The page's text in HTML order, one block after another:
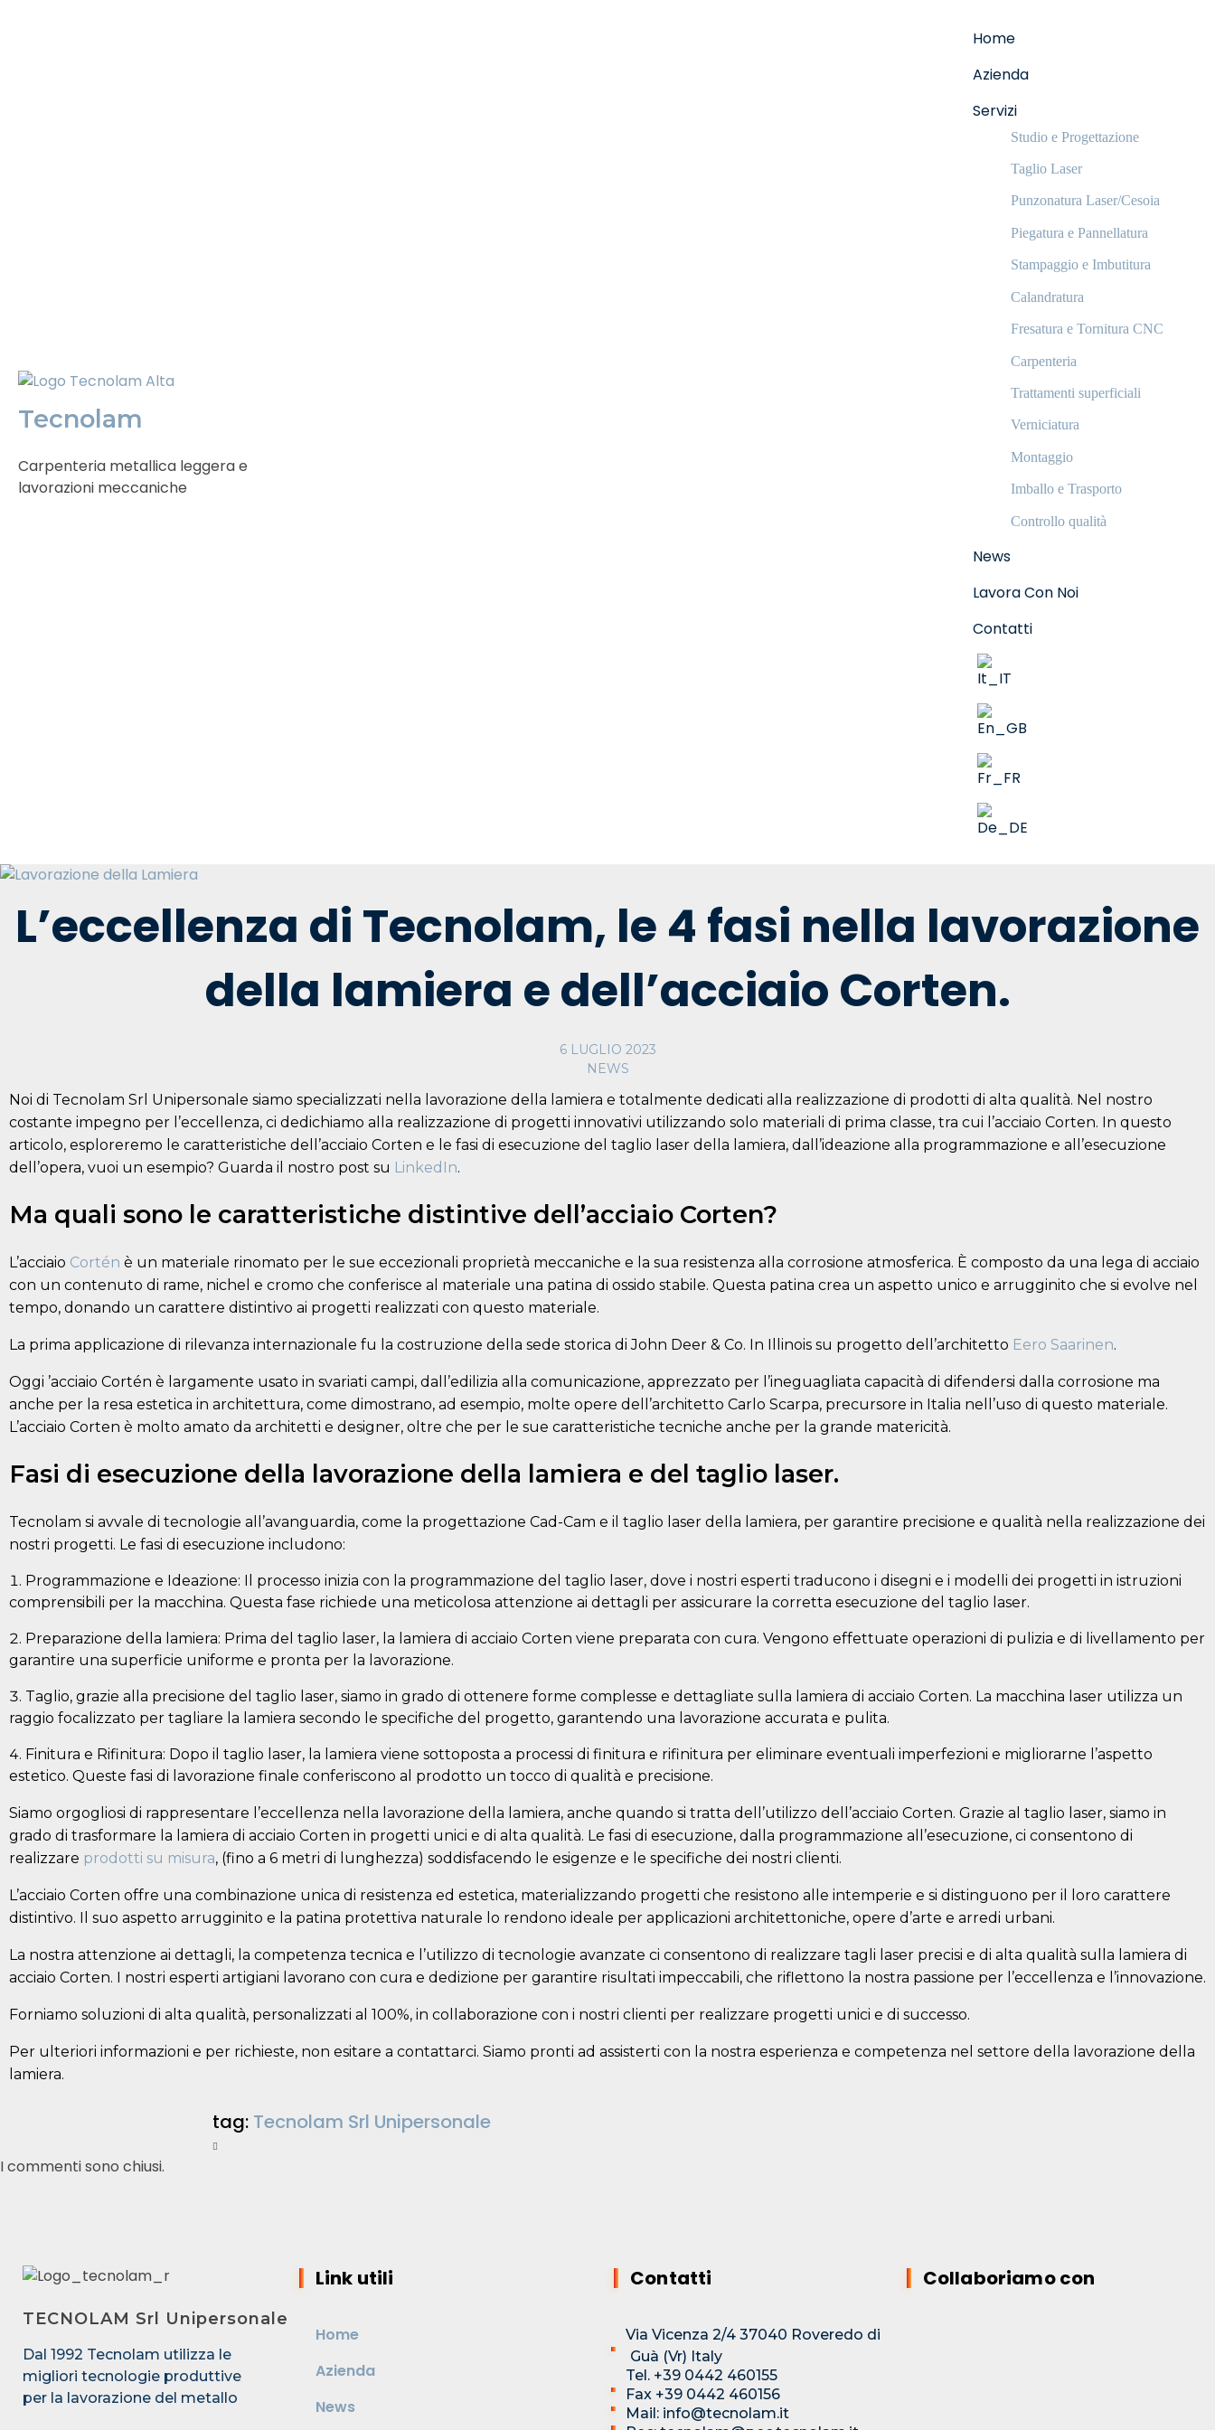
Tecnolam
Carpenteria metallica leggera e
lavorazioni meccaniche
Home
Azienda
Servizi
Studio e Progettazione
Taglio Laser
Punzonatura Laser/Cesoia
Piegatura e Pannellatura
Stampaggio e Imbutitura
Calandratura
Fresatura e Tornitura CNC
Carpenteria
Trattamenti superficiali
Verniciatura
Montaggio
Imballo e Trasporto
Controllo qualità
News
Lavora Con Noi
Contatti
L’eccellenza di Tecnolam, le 4 fasi nella lavorazione
della lamiera e dell’acciaio Corten.
6 LUGLIO 2023
NEWS
Noi di Tecnolam Srl Unipersonale siamo specializzati nella lavorazione della lamiera e totalmente dedicati alla realizzazione di prodotti di alta qualità. Nel nostro
costante impegno per l’eccellenza, ci dedichiamo alla realizzazione di progetti innovativi utilizzando solo materiali di prima classe, tra cui l’acciaio Corten. In questo
articolo, esploreremo le caratteristiche dell’acciaio Corten e le fasi di esecuzione del taglio laser della lamiera, dall’ideazione alla programmazione e all’esecuzione
dell’opera, vuoi un esempio? Guarda il nostro post su LinkedIn.
Ma quali sono le caratteristiche distintive dell’acciaio Corten?
L’acciaio Cortén è un materiale rinomato per le sue eccezionali proprietà meccaniche e la sua resistenza alla corrosione atmosferica. È composto da una lega di acciaio
con un contenuto di rame, nichel e cromo che conferisce al materiale una patina di ossido stabile. Questa patina crea un aspetto unico e arrugginito che si evolve nel
tempo, donando un carattere distintivo ai progetti realizzati con questo materiale.
La prima applicazione di rilevanza internazionale fu la costruzione della sede storica di John Deer & Co. In Illinois su progetto dell’architetto Eero Saarinen.
Oggi ’acciaio Cortén è largamente usato in svariati campi, dall’edilizia alla comunicazione, apprezzato per l’ineguagliata capacità di difendersi dalla corrosione ma
anche per la resa estetica in architettura, come dimostrano, ad esempio, molte opere dell’architetto Carlo Scarpa, precursore in Italia nell’uso di questo materiale.
L’acciaio Corten è molto amato da architetti e designer, oltre che per le sue caratteristiche tecniche anche per la grande matericità.
Fasi di esecuzione della lavorazione della lamiera e del taglio laser.
Tecnolam si avvale di tecnologie all’avanguardia, come la progettazione Cad-Cam e il taglio laser della lamiera, per garantire precisione e qualità nella realizzazione dei
nostri progetti. Le fasi di esecuzione includono:
Programmazione e Ideazione: Il processo inizia con la programmazione del taglio laser, dove i nostri esperti traducono i disegni e i modelli dei progetti in istruzioni
comprensibili per la macchina. Questa fase richiede una meticolosa attenzione ai dettagli per assicurare la corretta esecuzione del taglio laser.
Preparazione della lamiera: Prima del taglio laser, la lamiera di acciaio Corten viene preparata con cura. Vengono effettuate operazioni di pulizia e di livellamento per
garantire una superficie uniforme e pronta per la lavorazione.
Taglio, grazie alla precisione del taglio laser, siamo in grado di ottenere forme complesse e dettagliate sulla lamiera di acciaio Corten. La macchina laser utilizza un
raggio focalizzato per tagliare la lamiera secondo le specifiche del progetto, garantendo una lavorazione accurata e pulita.
Finitura e Rifinitura: Dopo il taglio laser, la lamiera viene sottoposta a processi di finitura e rifinitura per eliminare eventuali imperfezioni e migliorarne l’aspetto
estetico. Queste fasi di lavorazione finale conferiscono al prodotto un tocco di qualità e precisione.
Siamo orgogliosi di rappresentare l’eccellenza nella lavorazione della lamiera, anche quando si tratta dell’utilizzo dell’acciaio Corten. Grazie al taglio laser, siamo in
grado di trasformare la lamiera di acciaio Corten in progetti unici e di alta qualità. Le fasi di esecuzione, dalla programmazione all’esecuzione, ci consentono di
realizzare prodotti su misura, (fino a 6 metri di lunghezza) soddisfacendo le esigenze e le specifiche dei nostri clienti.
L’acciaio Corten offre una combinazione unica di resistenza ed estetica, materializzando progetti che resistono alle intemperie e si distinguono per il loro carattere
distintivo. Il suo aspetto arrugginito e la patina protettiva naturale lo rendono ideale per applicazioni architettoniche, opere d’arte e arredi urbani.
La nostra attenzione ai dettagli, la competenza tecnica e l’utilizzo di tecnologie avanzate ci consentono di realizzare tagli laser precisi e di alta qualità sulla lamiera di
acciaio Corten. I nostri esperti artigiani lavorano con cura e dedizione per garantire risultati impeccabili, che riflettono la nostra passione per l’eccellenza e l’innovazione.
Forniamo soluzioni di alta qualità, personalizzati al 100%, in collaborazione con i nostri clienti per realizzare progetti unici e di successo.
Per ulteriori informazioni e per richieste, non esitare a contattarci. Siamo pronti ad assisterti con la nostra esperienza e competenza nel settore della lavorazione della
lamiera.
tag: Tecnolam Srl Unipersonale
I commenti sono chiusi.
TECNOLAM Srl Unipersonale
Dal 1992 Tecnolam utilizza le
migliori tecnologie produttive
per la lavorazione del metallo
Link utili
Home
Azienda
News
Contatti
Via Vicenza 2/4 37040 Roveredo di
Guà (Vr) Italy
Tel. +39 0442 460155
Fax +39 0442 460156
Mail: info@tecnolam.it
Collaboriamo con